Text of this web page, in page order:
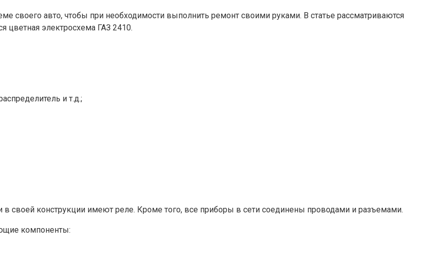
своего авто, чтобы при необходимости выполнить ремонт своими руками. В статье рассматриваются
цветная электросхема ГАЗ 2410.
и т.д.;
своей конструкции имеют реле. Кроме того, все приборы в сети соединены проводами и разъемами.
компоненты: